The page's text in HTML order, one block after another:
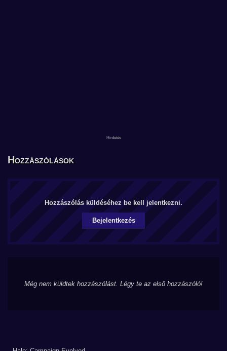
Hozzászólások
Hozzászólás küldéséhez be kell jelentkezni.
Bejelentkezés
Még nem küldtek hozzászólást. Légy te az első hozzászóló!